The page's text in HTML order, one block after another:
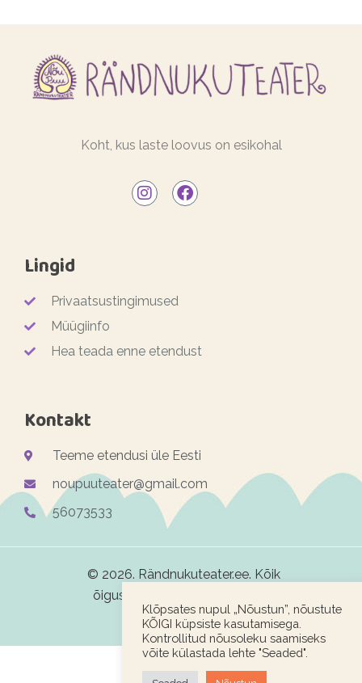
Koht, kus laste loovus on esikohal
Lingid
Privaatsustingimused
Müügiinfo
Hea teada enne etendust
Kontakt
Teeme etendusi üle Eesti
noupuuteater@gmail.com
56073533
© 2026. Rändnukuteater.ee. Kõik
õigused kaitstud. Veebimeister
Woofy.org
Klõpsates nupul „Nõustun”, nõustute
KÕIGI küpsiste kasutamisega.
Kontrollitud nõusoleku saamiseks
võite külastada lehte "Seaded".